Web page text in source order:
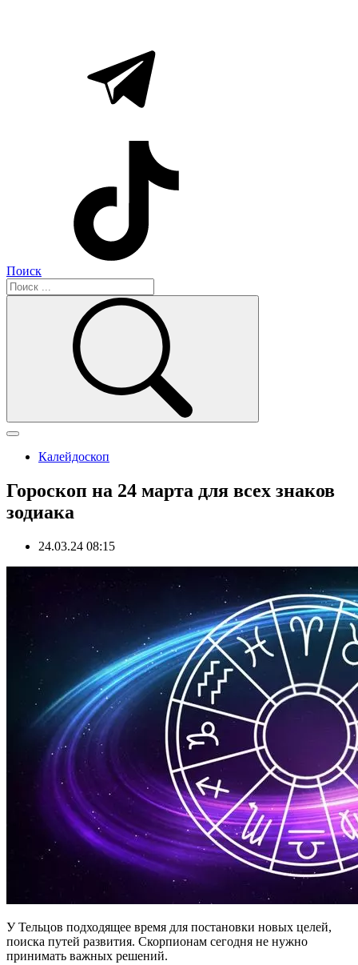
Поиск
Калейдоскоп
Гороскоп на 24 марта для всех знаков
зодиака
24.03.24 08:15
У Тельцов подходящее время для постановки новых целей,
поиска путей развития. Скорпионам сегодня не нужно
принимать важных решений.